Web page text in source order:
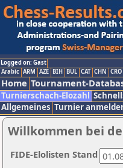
Logged on: Gast
Arabic ARM AZE BIH BUL CAT CHN CRO
Home Tournament-
Turnierschach-Elozahl
Allgemeines Turnier
Willkommen bei
FIDE-Elolisten Stand